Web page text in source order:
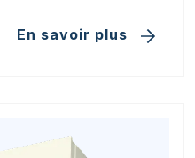
En savoir plus